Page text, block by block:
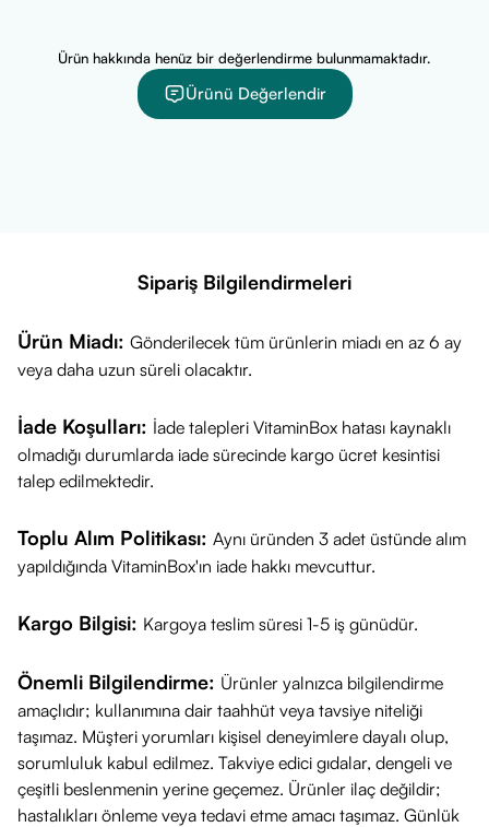
Methylpropanediol, Acrylates/C10-30 Alkyl Acrylate
Crosspolymer, Coco-Glucoside, Glyceryl Oleate, Sodium
Cocoyl Glutamate, Xanthan Gum, Sodium Citrate, Benzoic
Hydrogenated Palm Glycerides Citrate, Laminaria
Ochroleuca Extract, Fragrance (Parfum)
Ürün hakkında henüz bir değerlendirme bulunmamaktadır.
Ürünü Değerlendir
Sipariş Bilgilendirmeleri
Ürün Miadı: Gönderilecek tüm ürünlerin miadı en az 6 ay
veya daha uzun süreli olacaktır.
İade Koşulları: İade talepleri VitaminBox hatası kaynaklı
olmadığı durumlarda iade sürecinde kargo ücret kesintisi
talep edilmektedir.
Toplu Alım Politikası: Aynı üründen 3 adet üstünde alım
yapıldığında VitaminBox'ın iade hakkı mevcuttur.
Kargo Bilgisi: Kargoya teslim süresi 1-5 iş günüdür.
Önemli Bilgilendirme: Ürünler yalnızca bilgilendirme
amaçlıdır; kullanımına dair taahhüt veya tavsiye niteliği
taşımaz. Müşteri yorumları kişisel deneyimlere dayalı olup,
sorumluluk kabul edilmez. Takviye edici gıdalar, dengeli ve
çeşitli beslenmenin yerine geçemez. Ürünler ilaç değildir;
hastalıkları önleme veya tedavi etme amacı taşımaz. Günlük